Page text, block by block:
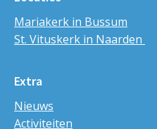
Mariakerk in Bussum
St. Vituskerk in Naarden
Extra
Nieuws
Activiteiten